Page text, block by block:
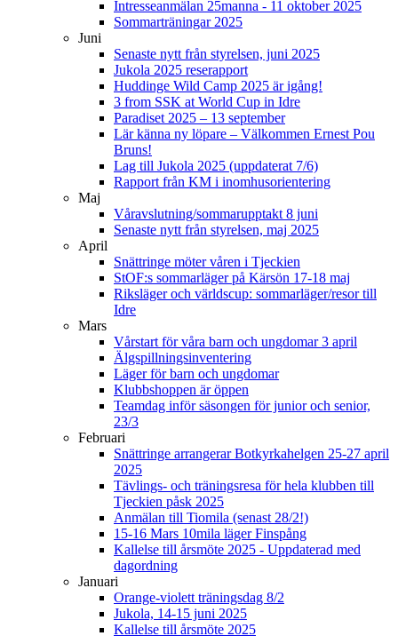
Intresseanmälan 25manna - 11 oktober 2025
Sommarträningar 2025
Juni
Senaste nytt från styrelsen, juni 2025
Jukola 2025 reserapport
Huddinge Wild Camp 2025 är igång!
3 from SSK at World Cup in Idre
Paradiset 2025 – 13 september
Lär känna ny löpare – Välkommen Ernest Pou
Bruns!
Lag till Jukola 2025 (uppdaterat 7/6)
Rapport från KM i inomhusorientering
Maj
Våravslutning/sommarupptakt 8 juni
Senaste nytt från styrelsen, maj 2025
April
Snättringe möter våren i Tjeckien
StOF:s sommarläger på Kärsön 17-18 maj
Riksläger och världscup: sommarläger/resor till
Idre
Mars
Vårstart för våra barn och ungdomar 3 april
Älgspillningsinventering
Läger för barn och ungdomar
Klubbshoppen är öppen
Teamdag inför säsongen för junior och senior,
23/3
Februari
Snättringe arrangerar Botkyrkahelgen 25-27 april
2025
Tävlings- och träningsresa för hela klubben till
Tjeckien påsk 2025
Anmälan till Tiomila (senast 28/2!)
15-16 Mars 10mila läger Finspång
Kallelse till årsmöte 2025 - Uppdaterad med
dagordning
Januari
Orange-violett träningsdag 8/2
Jukola, 14-15 juni 2025
Kallelse till årsmöte 2025